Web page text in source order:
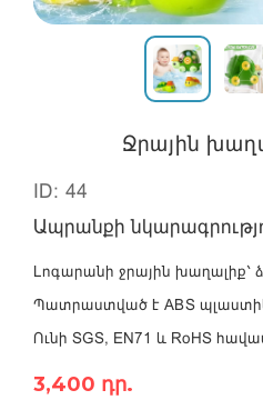
Ջրային
ID: 44
Ապրանքի
Լոգարանի ջրային խաղալիք՝
Պատրաստված է ABS
Ունի SGS, EN71 և RoHS
3,400 դր.